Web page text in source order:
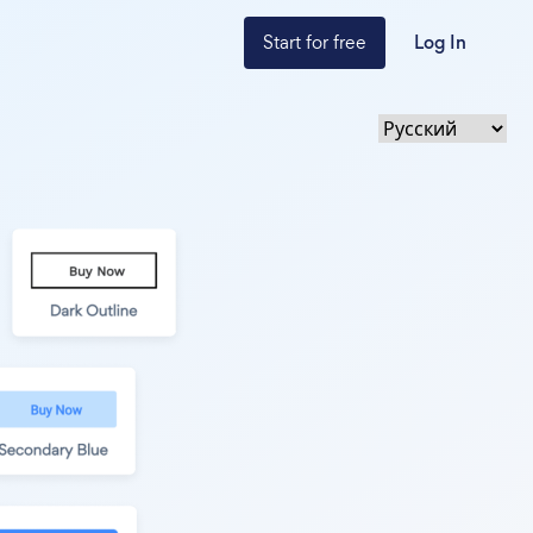
Start for free Log In